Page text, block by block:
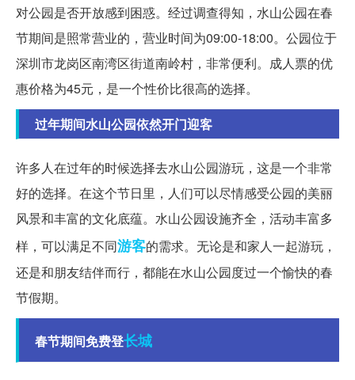
对公园是否开放感到困惑。经过调查得知，水山公园在春
节期间是照常营业的，营业时间为09:00-18:00。公园位于
深圳市龙岗区南湾区街道南岭村，非常便利。成人票的优
惠价格为45元，是一个性价比很高的选择。
过年期间水山公园依然开门迎客
许多人在过年的时候选择去水山公园游玩，这是一个非常
好的选择。在这个节日里，人们可以尽情感受公园的美丽
风景和丰富的文化底蕴。水山公园设施齐全，活动丰富多
样，可以满足不同游客的需求。无论是和家人一起游玩，
还是和朋友结伴而行，都能在水山公园度过一个愉快的春
节假期。
春节期间免费登长城